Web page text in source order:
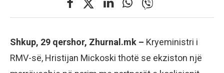
Shkup, 29 qershor, Zhurnal.mk – Kryeministri i
RMV-së, Hristijan Mickoski thotë se ekziston një